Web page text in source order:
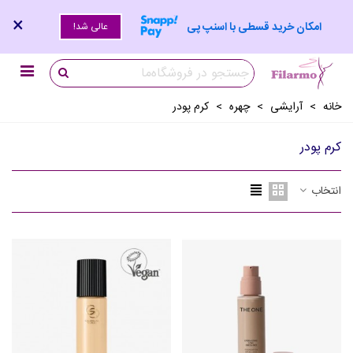
امکان خرید قسطی با اسنپ پی عالی شد! ×
خانه > آرايشی > چهره > کرم پودر
کرم پودر
انتخاب